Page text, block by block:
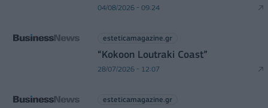
04/08/2026 - 09:24
esteticamagazine.gr
“Kokoon Loutraki Coast”
28/07/2026 - 12:07
esteticamagazine.gr